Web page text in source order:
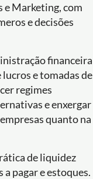
e Marketing, com
e decisões
financeira
e tomadas de
regimes
e enxergar
quanto na
de liquidez
pagar e estoques.